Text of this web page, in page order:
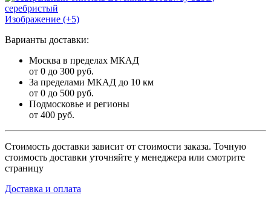
Изображение (+5)
Варианты доставки:
Москва в пределах МКАД
от 0 до 300 руб.
За пределами МКАД до 10 км
от 0 до 500 руб.
Подмосковье и регионы
от 400 руб.
Стоимость доставки зависит от стоимости заказа. Точную
стоимость доставки уточняйте у менеджера или смотрите
страницу
Доставка и оплата